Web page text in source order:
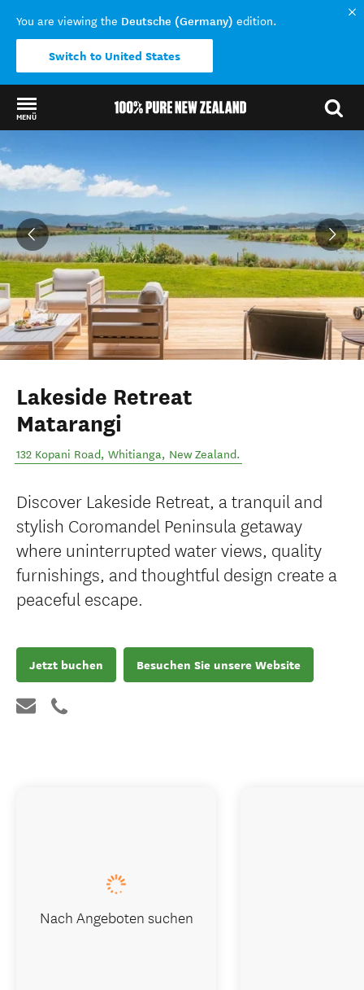
You are viewing the Deutsche (Germany) edition.
Switch to United States
MENÜ
Lakeside Retreat
Matarangi
132 Kopani Road, Whitianga, New Zealand.
Discover Lakeside Retreat, a tranquil and
stylish Coromandel Peninsula getaway
where uninterrupted water views, quality
furnishings, and thoughtful design create a
peaceful escape.
Jetzt buchen Besuchen Sie unsere Website
Nach Angeboten suchen